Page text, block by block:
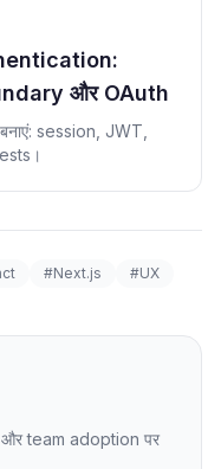
और OAuth
session, JWT,
#Next.js #UX
team adoption पर